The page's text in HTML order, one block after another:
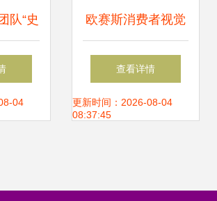
队“史
会 一
微光
04
欧赛斯消费者视觉
触点部署研究及消
费者感官地图部署
查看详情
更新时间：2026-08-04
08:37:45